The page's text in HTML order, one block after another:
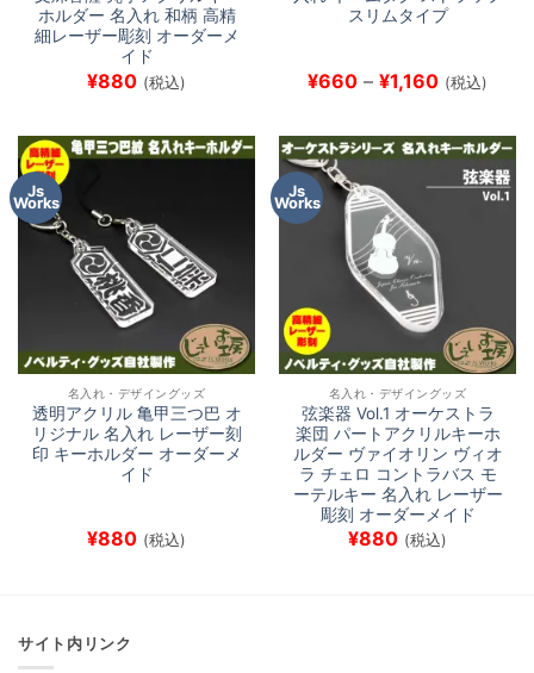
ホルダー 名入れ 和柄 高精
細レーザー彫刻 オーダーメ
イド
¥880 (税込)
スリムタイプ
¥660 – ¥1,160価
格
¥660
–
¥1,160
(税込)
Js
Works
名入れ・デザイングッズ
透明アクリル 亀甲三つ巴 オ
リジナル 名入れ レーザー刻
印 キーホルダー オーダーメ
イド
¥880 (税込)
Js
Works
名入れ・デザイングッズ
弦楽器 Vol.1 オーケストラ
楽団 パートアクリルキーホ
ルダー ヴァイオリン ヴィオ
ラ チェロ コントラバス モ
ーテルキー 名入れ レーザー
彫刻 オーダーメイド
¥880 (税込)
サイト内リンク